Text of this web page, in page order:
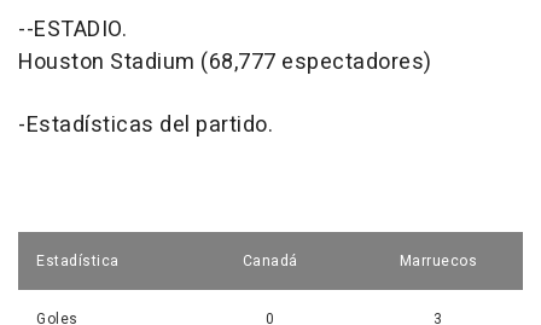
--ESTADIO.
Houston Stadium (68,777 espectadores)
-Estadísticas del partido.
Estadística Canadá Marruecos
Goles 0 3